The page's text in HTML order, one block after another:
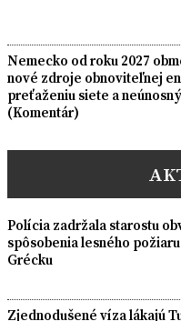
Nemecko od roku 2027
nové zdroje obnoviteľnej
preťaženiu siete a
(Komentár)
Polícia zadržala starostu
spôsobenia lesného
Grécku
Zjednodušené víza lákajú